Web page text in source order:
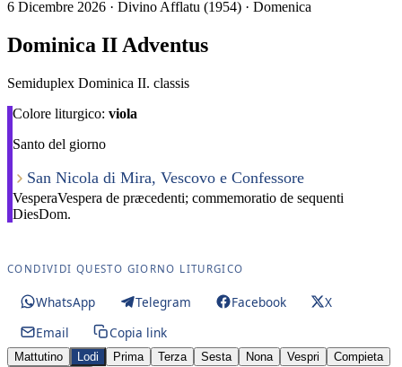
6 Dicembre 2026 · Divino Afflatu (1954) · Domenica
Dominica II Adventus
Semiduplex Dominica II. classis
Colore liturgico: viola
Santo del giorno
San Nicola di Mira, Vescovo e Confessore
VesperaVespera de præcedenti; commemoratio de sequenti
DiesDom.
CONDIVIDI QUESTO GIORNO LITURGICO
WhatsApp Telegram Facebook
X
Email
Copia link
Mattutino Lodi Prima Terza Sesta Nona Vespri
Compieta